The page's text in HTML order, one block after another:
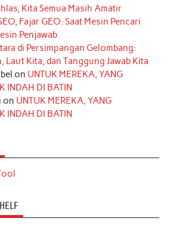
Kita Semua Masih Amatir
Fajar GEO: Saat Mesin Pencari
Penjawab
di Persimpangan Gelombang:
Kita, dan Tanggung Jawab Kita
on UNTUK MEREKA, YANG
INDAH DI BATIN
on UNTUK MEREKA, YANG
INDAH DI BATIN